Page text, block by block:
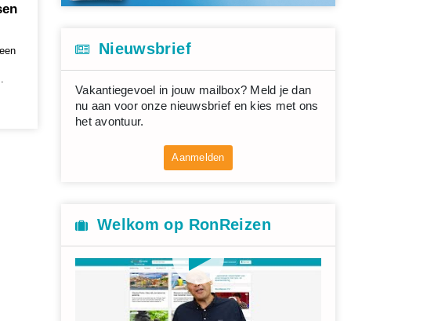
Nieuwsbrief
Vakantiegevoel in jouw mailbox? Meld je dan
nu aan voor onze nieuwsbrief en kies met ons
het avontuur.
Aanmelden
Welkom op RonReizen